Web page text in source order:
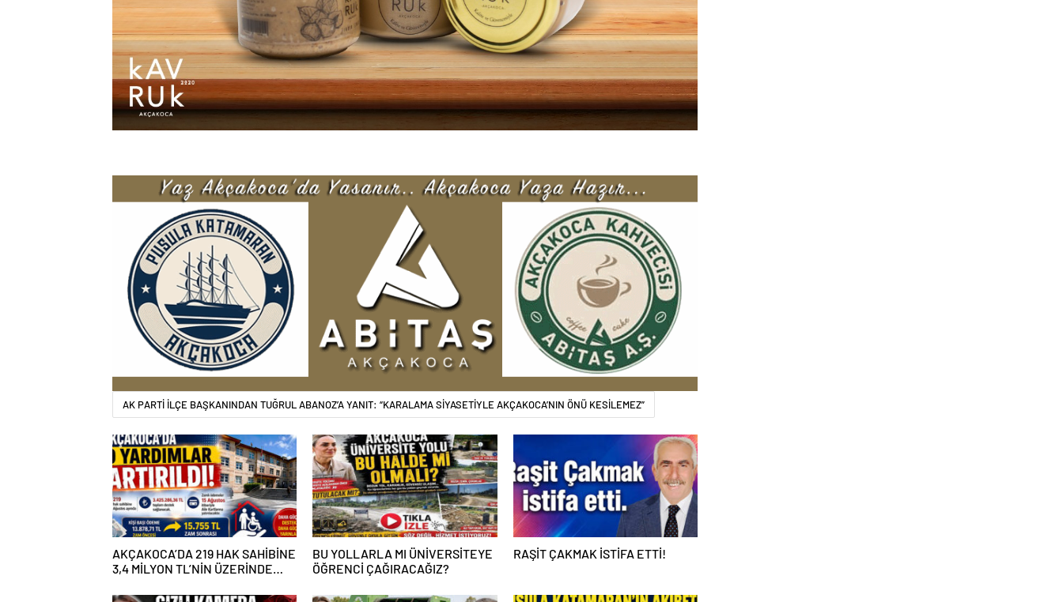
AK PARTİ İLÇE BAŞKANINDAN TUĞRUL ABANOZ’A YANIT: “KARALAMA SİYASETİYLE AKÇAKOCA’NIN ÖNÜ KESİLEMEZ”
AKÇAKOCA’DA 219 HAK SAHİBİNE
3,4 MİLYON TL’NİN ÜZERİNDE
BU YOLLARLA MI ÜNİVERSİTEYE
ÖĞRENCİ ÇAĞIRACAĞIZ?
RAŞİT ÇAKMAK İSTİFA ETTİ!